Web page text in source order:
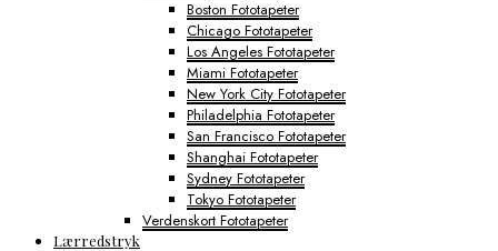
Boston Fototapeter
Chicago Fototapeter
Los Angeles Fototapeter
Miami Fototapeter
New York City Fototapeter
Philadelphia Fototapeter
San Francisco Fototapeter
Shanghai Fototapeter
Sydney Fototapeter
Tokyo Fototapeter
Verdenskort Fototapeter
Lærredstryk